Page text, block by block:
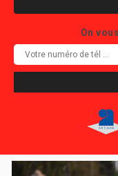
On